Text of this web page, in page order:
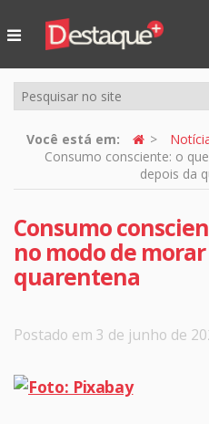
Online
Você está em:
Consumo consciente: o
depois da
Consumo
no modo de
quarentena
Postado em 3 de junho de